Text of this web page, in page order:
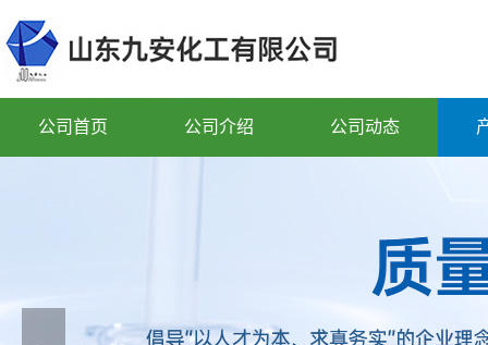
公司首页 公司介绍 公司动态